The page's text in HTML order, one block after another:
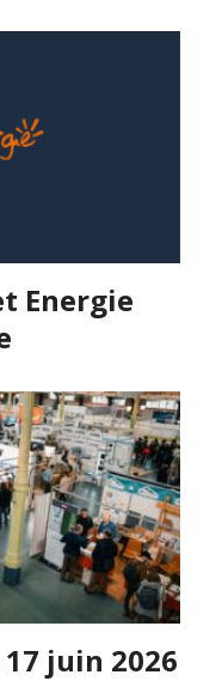
Energie
juin 2026